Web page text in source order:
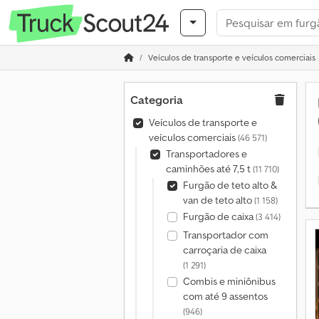
Veículos de transporte e veículos comerciais
Categoria
Veículos de transporte e
veículos comerciais(46 571)
Transportadores e
caminhões até 7,5 t(11 710)
Furgão de teto alto &
van de teto alto(1 158)
Furgão de caixa(3 414)
Transportador com
carroçaria de caixa
(1 291)
Combis e miniônibus
com até 9 assentos
(946)